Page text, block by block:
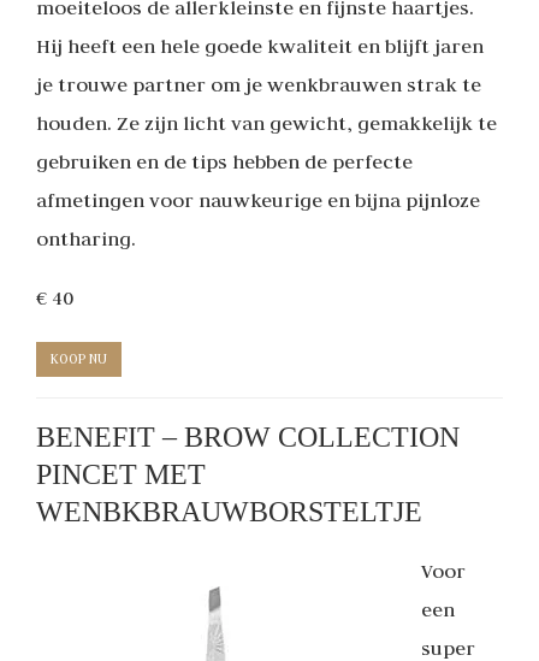
moeiteloos de allerkleinste en fijnste haartjes.
Hij heeft een hele goede kwaliteit en blijft jaren
je trouwe partner om je wenkbrauwen strak te
houden. Ze zijn licht van gewicht, gemakkelijk te
gebruiken en de tips hebben de perfecte
afmetingen voor nauwkeurige en bijna pijnloze
ontharing.
€ 40
KOOP NU
BENEFIT – BROW COLLECTION
PINCET MET
WENBKBRAUWBORSTELTJE
Voor
een
super